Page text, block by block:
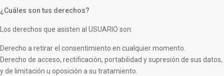
¿Cuáles son tus derechos?
Los derechos que asisten al USUARIO son:
Derecho a retirar el consentimiento en cualquier momento.
Derecho de acceso, rectificación, portabilidad y supresión de sus datos,
y de limitación u oposición a su tratamiento.